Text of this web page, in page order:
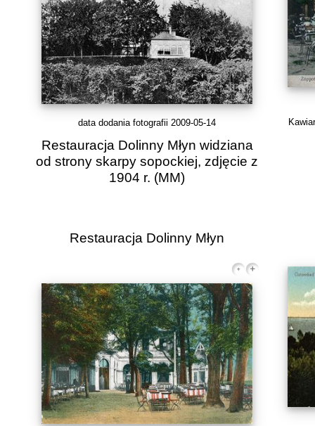
data dodania fotografii 2009-05-14
Restauracja Dolinny Młyn widziana
od strony skarpy sopockiej, zdjęcie z
1904 r. (MM)
Restauracja Dolinny Młyn